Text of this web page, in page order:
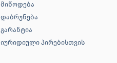
მიწოდება
დაბრუნება
გარანტია
იურიდიული პირებისთვის